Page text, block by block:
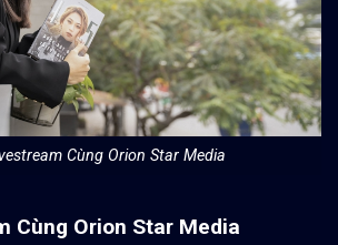
Cùng Orion Star Media
Cùng Orion Star Media